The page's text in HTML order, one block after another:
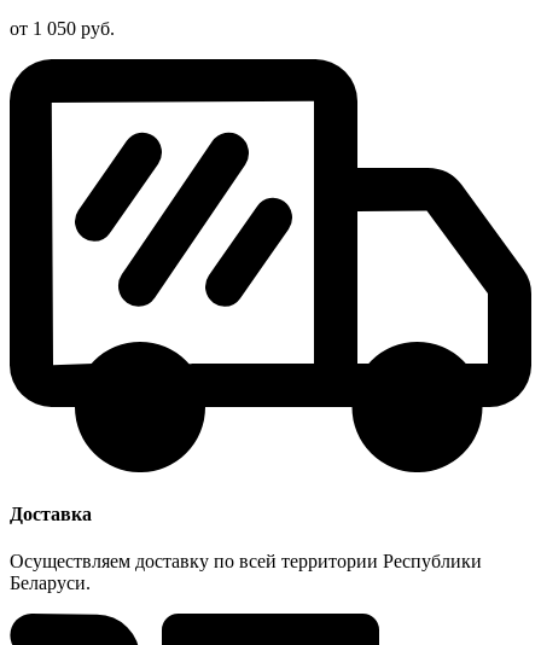
от 1 050 руб.
Доставка
Осуществляем доставку по всей территории Республики
Беларуси.